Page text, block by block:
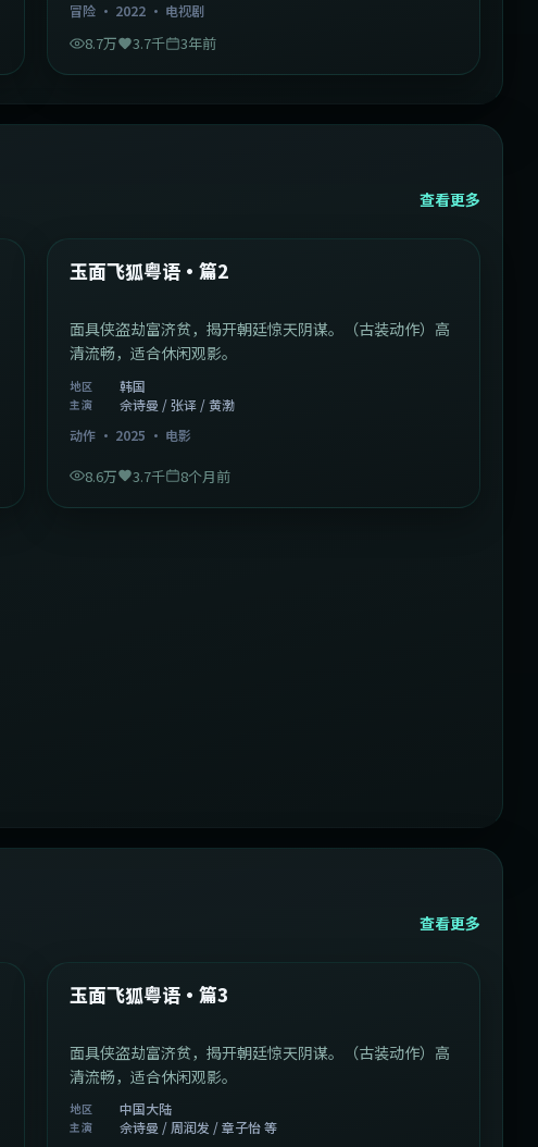
冒险· 2022· 电视剧
8.7万 3.7千 3年前
查看更多
热门
2:13:08
玉面飞狐粤语·篇2
面具侠盗劫富济贫，揭开朝廷惊天阴谋。（古装动作）高
清流畅，适合休闲观影。
地区 韩国
主演
佘诗曼 / 张译 / 黄渤
动作· 2025 · 电影
8.6万 3.7千 8个月前
查看更多
最新
1:07:39
玉面飞狐粤语·篇3
面具侠盗劫富济贫，揭开朝廷惊天阴谋。（古装动作）高
清流畅，适合休闲观影。
地区 中国大陆
主演
佘诗曼 / 周润发 / 章子怡 等